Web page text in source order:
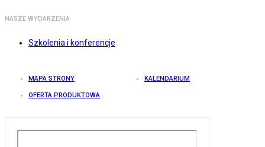
NASZE WYDARZENIA
Szkolenia i konferencje
MAPA STRONY KALENDARIUM
OFERTA PRODUKTOWA